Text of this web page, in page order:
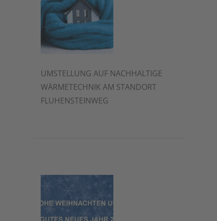
UMSTELLUNG AUF NACHHALTIGE
WÄRMETECHNIK AM STANDORT
FLUHENSTEINWEG